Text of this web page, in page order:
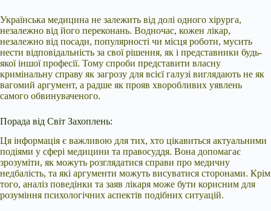
Українська медицина не залежить від долі одного хірурга,
незалежно від його переконань. Водночас, кожен лікар,
незалежно від посади, популярності чи місця роботи, мусить
нести відповідальність за свої рішення, як і представники будь-
якої іншої професії. Тому спроби представити власну
кримінальну справу як загрозу для всієї галузі виглядають не як
вагомий аргумент, а радше як прояв хворобливих уявлень
самого обвинуваченого.
Порада від Світ Захоплень:
Ця інформація є важливою для тих, хто цікавиться актуальними
подіями у сфері медицини та правосуддя. Вона допомагає
зрозуміти, як можуть розглядатися справи про медичну
недбалість, та які аргументи можуть висуватися сторонами. Крім
того, аналіз поведінки та заяв лікаря може бути корисним для
розуміння психологічних аспектів подібних ситуацій.